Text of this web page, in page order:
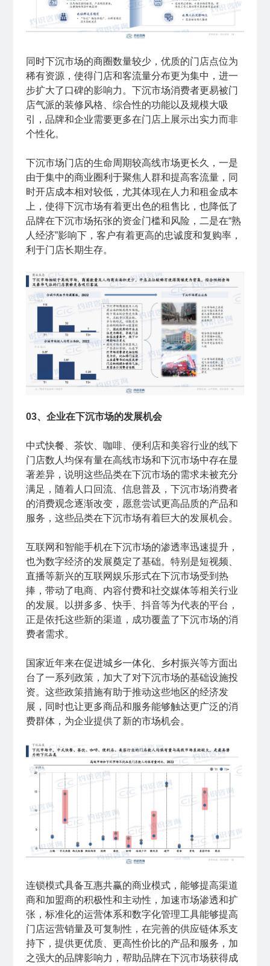
同时下沉市场的商圈数量较少，优质的门店点位为
稀有资源，使得门店和客流量分布更为集中，进一
步扩大了口碑的影响力。下沉市场消费者更易被门
店气派的装修风格、综合性的功能以及规模大吸
引，品牌和企业需要更多在门店上展示出实力而非
个性化。
下沉市场门店的生命周期较高线市场更长久，一是
由于集中的商业圈利于聚焦人群和提高客流量，同
时开店成本相对较低，尤其体现在人力和租金成本
上，使得下沉市场有着更出色的租售比，也降低了
品牌在下沉市场拓张的资金门槛和风险，二是在“熟
人经济”影响下，客户有着更高的忠诚度和复购率，
利于门店长期生存。
03、企业在下沉市场的发展机会
中式快餐、茶饮、咖啡、便利店和美容行业的线下
门店数人均保有量在高线市场和下沉市场中存在显
著差异，说明这些品类在下沉市场的需求未被充分
满足，随着人口回流、信息普及，下沉市场消费者
的消费观念逐渐改变，愿意尝试更高品质的产品和
服务，这些品类在下沉市场有着巨大的发展机会。
互联网和智能手机在下沉市场的渗透率迅速提升，
也为数字经济的发展奠定了基础。特别是短视频、
直播等新兴的互联网娱乐形式在下沉市场受到热
捧，带动了电商、内容付费和社交媒体等相关行业
的发展。以拼多多、快手、抖音等为代表的平台，
正是依托这些新的渠道，成功覆盖了下沉市场的消
费者需求。
国家近年来在促进城乡一体化、乡村振兴等方面出
台了一系列政策，加大了对下沉市场的基础设施投
资。这些政策措施有助于推动这些地区的经济发
展，同时也让更多商品和服务能够触达更广泛的消
费群体，为企业提供了新的市场机会。
连锁模式具备互惠共赢的商业模式，能够提高渠道
商和加盟商的积极性和主动性，加速市场渗透和扩
张，标准化的运营体系和数字化管理工具能够提高
门店运营销量及可复制性，在完善的供应链体系支
持下，提供更优质、更高性价比的产品和服务，加
之强大的品牌影响力，帮助品牌在下沉市场获得成